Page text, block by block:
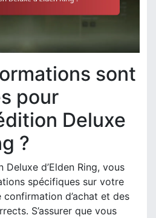
sont
pour
Deluxe
?
Deluxe d’Elden Ring, vous
spécifiques sur votre
d’achat et des
S’assurer que vous